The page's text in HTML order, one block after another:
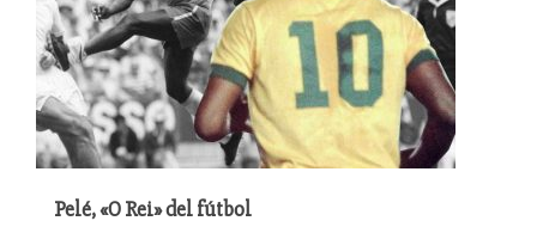
Pelé, «O Rei» del fútbol